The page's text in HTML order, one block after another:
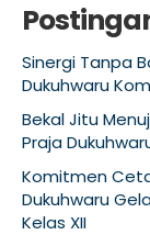
Sinergi Tanpa
Dukuhwaru
Bekal Jitu
Praja
Komitmen
Dukuhwaru
Kelas XII